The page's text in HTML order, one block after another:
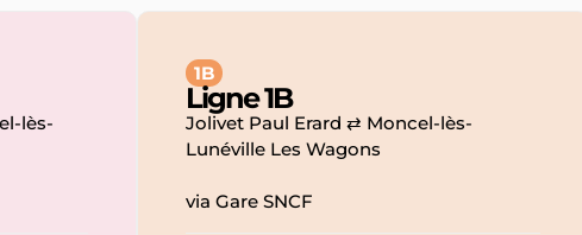
lès-
1B
Ligne 1B
Jolivet Paul Erard ⇄ Moncel-lès-
Lunéville Les Wagons
via Gare SNCF